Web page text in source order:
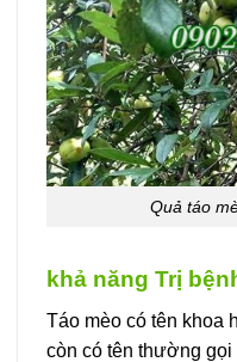
Quả táo
khả năng Trị
Táo mèo có tên khoa
còn có tên thường gọi